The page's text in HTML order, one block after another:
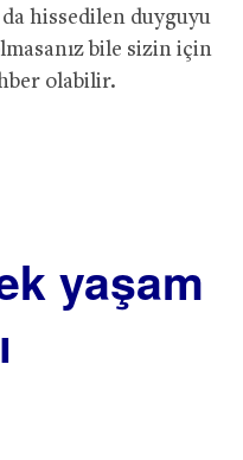
hissedilen duyguyu
bile sizin için
olabilir.
yaşam